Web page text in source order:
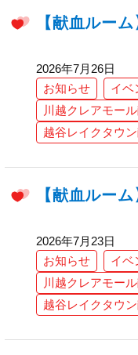
【献血ルー
2026年7月26日
お知らせ
イベ
川越クレアモー
越谷レイクタウ
【献血ルー
2026年7月23日
お知らせ
イベ
川越クレアモー
越谷レイクタウ